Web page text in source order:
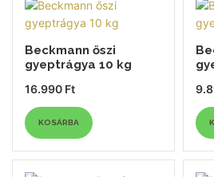
Beckmann őszi
gyeptrágya 10 kg
16.990 Ft
KOSÁRBA